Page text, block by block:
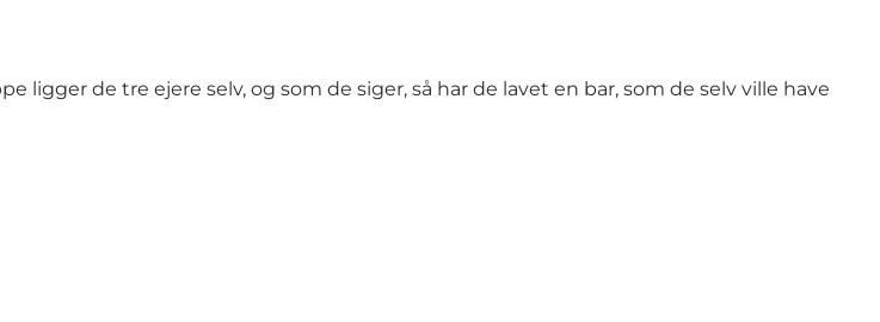
de tre ejere selv, og som de siger, så har de lavet en bar, som de selv ville have